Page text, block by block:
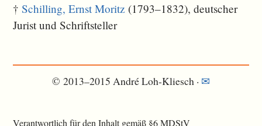
†Schilling, Ernst Moritz (1793–1832), deutscher
Jurist und Schriftsteller
© 2013–2015 André Loh-Kliesch · ✉
Verantwortlich für den Inhalt gemäß §6 MDStV